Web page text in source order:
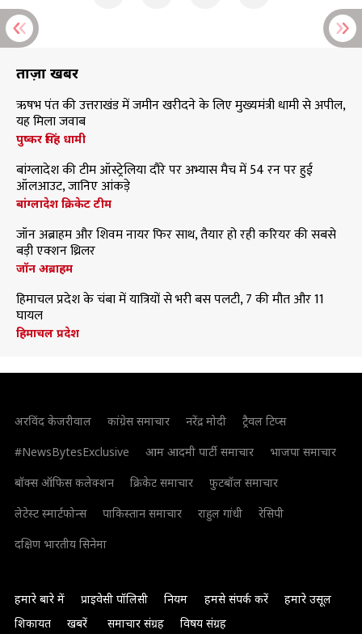
ताज़ा खबरें
ऋषभ पंत की उत्तराखंड में जमीन खरीदने के लिए मुख्यमंत्री धामी से अपील,
यह मिला जवाब
पुष्कर सिंह धामी
बांग्लादेश की टीम ऑस्ट्रेलिया दौरे पर अभ्यास मैच में 54 रन पर हुई
ऑलआउट, जानिए आंकड़े
बांग्लादेश क्रिकेट टीम
जॉन अब्राहम और शिवम नायर फिर साथ, तैयार हो रही करियर की सबसे
बड़ी एक्शन थ्रिलर
जॉन अब्राहम
हिमाचल प्रदेश के चंबा में यात्रियों से भरी बस पलटी, 7 की मौत और 11
घायल
हिमाचल प्रदेश
अरविंद केजरीवाल कांग्रेस समाचार नरेंद्र मोदी
ट्रैवल टिप्स
#NewsBytesExclusive
आम आदमी पार्टी समाचार
भाजपा समाचार
बॉक्स ऑफिस कलेक्शन
क्रिकेट समाचार
फुटबॉल समाचार
लेटेस्ट स्मार्टफोन्स
पाकिस्तान समाचार राहुल गांधी
रेसिपी
दक्षिण भारतीय सिनेमा
हमारे बारे में प्राइवेसी पॉलिसी नियम हमसे संपर्क करें
हमारे उसूल
शिकायत
खबरें समाचार संग्रह विषय संग्रह